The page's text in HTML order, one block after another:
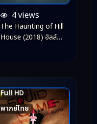
4 views
The Haunting of Hill
House (2018) ฮิลล์
Full HD
พากย์ไทย
7.9